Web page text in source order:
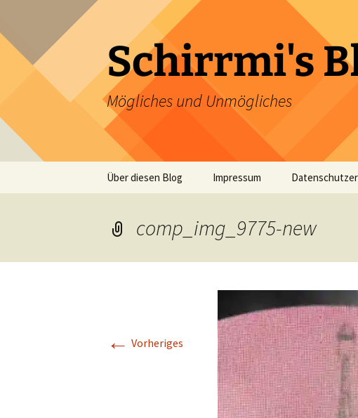
springen
Schirrmi's
Mögliches und Unmögliches
Über diesen Blog Impressum
comp_img_9775-new
← Vorheriges